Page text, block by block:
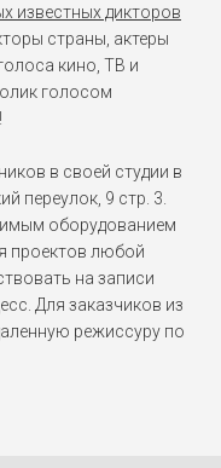
известных дикторов
страны, актеры
кино, ТВ и
голосом
в своей студии в
переулок, 9 стр. 3.
оборудованием
проектов любой
на записи
Для заказчиков из
режиссуру по